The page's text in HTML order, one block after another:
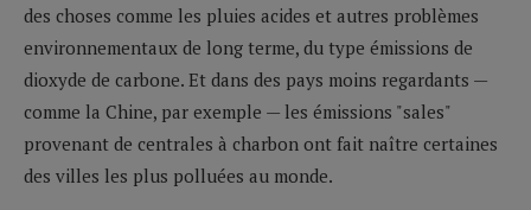
des choses comme les pluies acides et autres problèmes
environnementaux de long terme, du type émissions de
dioxyde de carbone. Et dans des pays moins regardants —
comme la Chine, par exemple — les émissions "sales"
provenant de centrales à charbon ont fait naître certaines
des villes les plus polluées au monde.